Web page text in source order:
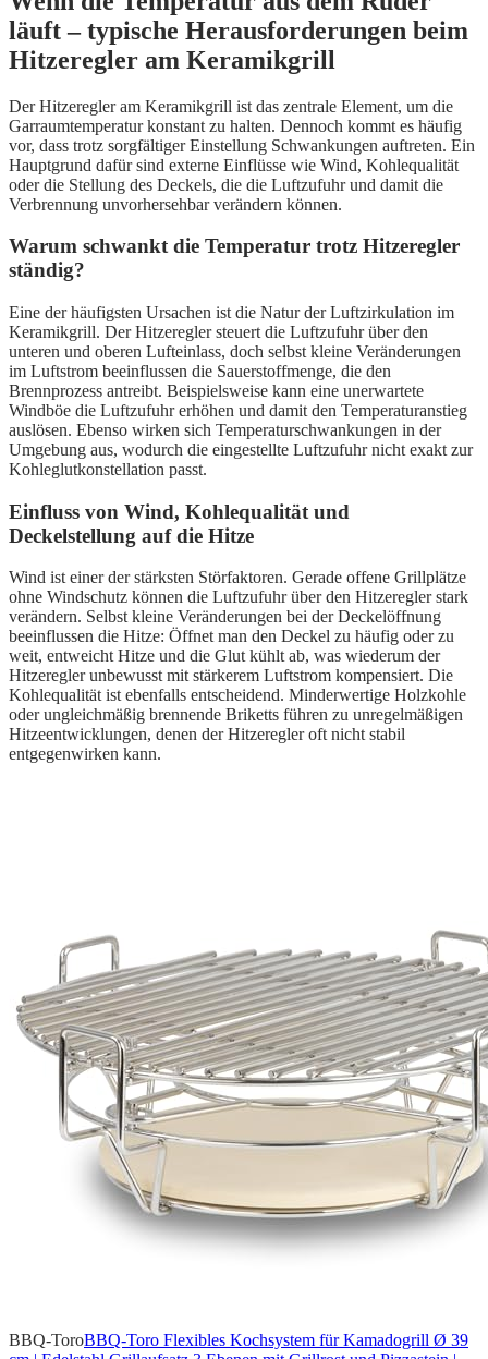
läuft – typische Herausforderungen beim
Hitzeregler am Keramikgrill
Der Hitzeregler am Keramikgrill ist das zentrale Element, um die
Garraumtemperatur konstant zu halten. Dennoch kommt es häufig
vor, dass trotz sorgfältiger Einstellung Schwankungen auftreten. Ein
Hauptgrund dafür sind externe Einflüsse wie Wind, Kohlequalität
oder die Stellung des Deckels, die die Luftzufuhr und damit die
Verbrennung unvorhersehbar verändern können.
Warum schwankt die Temperatur trotz Hitzeregler
ständig?
Eine der häufigsten Ursachen ist die Natur der Luftzirkulation im
Keramikgrill. Der Hitzeregler steuert die Luftzufuhr über den
unteren und oberen Lufteinlass, doch selbst kleine Veränderungen
im Luftstrom beeinflussen die Sauerstoffmenge, die den
Brennprozess antreibt. Beispielsweise kann eine unerwartete
Windböe die Luftzufuhr erhöhen und damit den Temperaturanstieg
auslösen. Ebenso wirken sich Temperaturschwankungen in der
Umgebung aus, wodurch die eingestellte Luftzufuhr nicht exakt zur
Kohleglutkonstellation passt.
Einfluss von Wind, Kohlequalität und
Deckelstellung auf die Hitze
Wind ist einer der stärksten Störfaktoren. Gerade offene Grillplätze
ohne Windschutz können die Luftzufuhr über den Hitzeregler stark
verändern. Selbst kleine Veränderungen bei der Deckelöffnung
beeinflussen die Hitze: Öffnet man den Deckel zu häufig oder zu
weit, entweicht Hitze und die Glut kühlt ab, was wiederum der
Hitzeregler unbewusst mit stärkerem Luftstrom kompensiert. Die
Kohlequalität ist ebenfalls entscheidend. Minderwertige Holzkohle
oder ungleichmäßig brennende Briketts führen zu unregelmäßigen
Hitzeentwicklungen, denen der Hitzeregler oft nicht stabil
entgegenwirken kann.
BBQ-ToroBBQ-Toro Flexibles Kochsystem für Kamadogrill Ø 39